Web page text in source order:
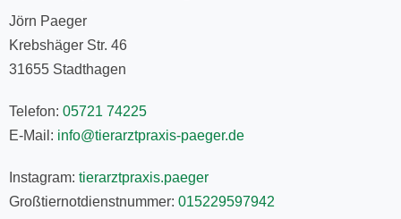
Jörn Paeger
Krebshäger Str. 46
31655 Stadthagen
Telefon: 05721 74225
E-Mail: info@tierarztpraxis-paeger.de
Instagram: tierarztpraxis.paeger
Großtiernotdienstnummer: 015229597942